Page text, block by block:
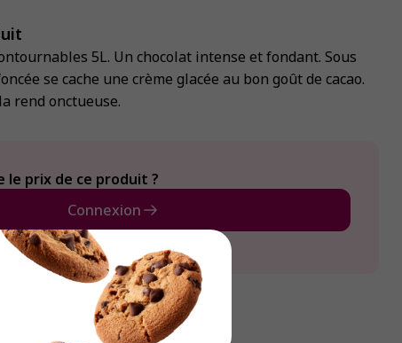
5L. Un chocolat intense et fondant. Sous
se cache une crème glacée au bon goût de cacao.
rend onctueuse.
le prix de ce produit ?
Connexion
Créer un compte